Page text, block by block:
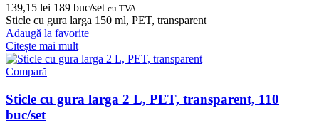
139,15 lei 189 buc/set cu TVA
Sticle cu gura larga 150 ml, PET, transparent
Adaugă la favorite
Citește mai mult
Compară
Sticle cu gura larga 2 L, PET, transparent, 110
buc/set